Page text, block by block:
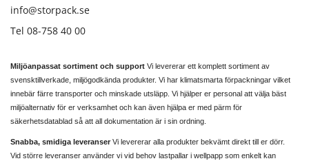
info@storpack.se
Tel 08-758 40 00
Miljöanpassat sortiment och support Vi levererar ett komplett sortiment av
svensktillverkade, miljögodkända produkter. Vi har klimatsmarta förpackningar vilket
innebär färre transporter och minskade utsläpp. Vi hjälper er personal att välja bäst
miljöalternativ för er verksamhet och kan även hjälpa er med pärm för
säkerhetsdatablad så att all dokumentation är i sin ordning.
Snabba, smidiga leveranser Vi levererar alla produkter bekvämt direkt till er dörr.
Vid större leveranser använder vi vid behov lastpallar i wellpapp som enkelt kan